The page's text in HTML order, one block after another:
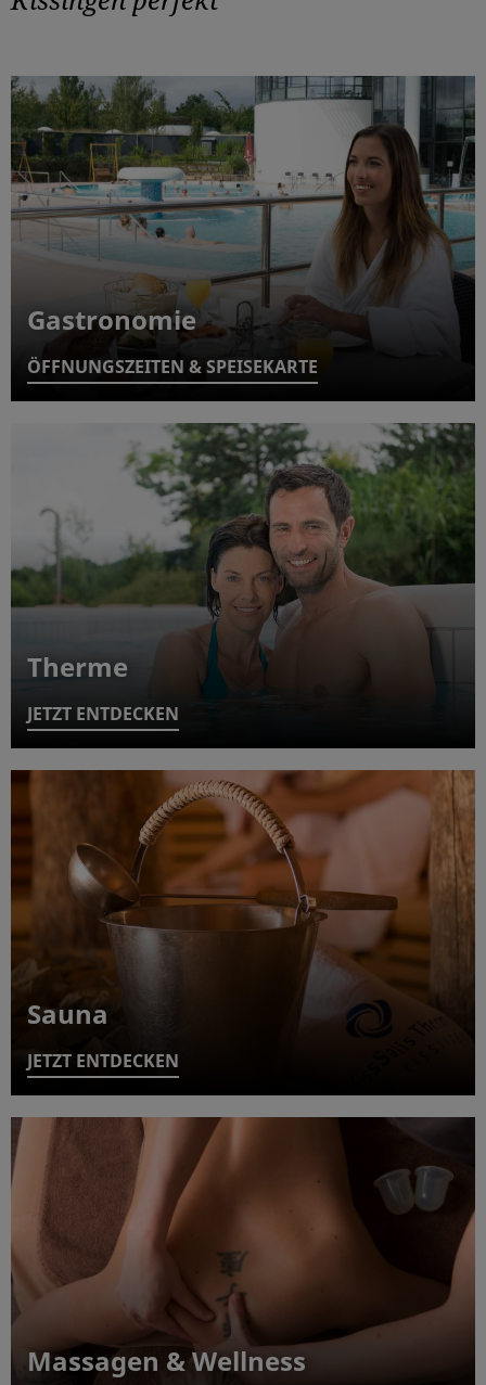
Gastronomie
ÖFFNUNGSZEITEN & SPEISEKARTE
Therme
JETZT ENTDECKEN
Sauna
JETZT ENTDECKEN
Massagen & Wellness